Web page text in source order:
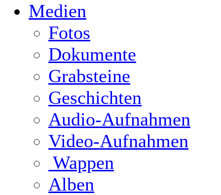
Medien
Fotos
Dokumente
Grabsteine
Geschichten
Audio-Aufnahmen
Video-Aufnahmen
Wappen
Alben